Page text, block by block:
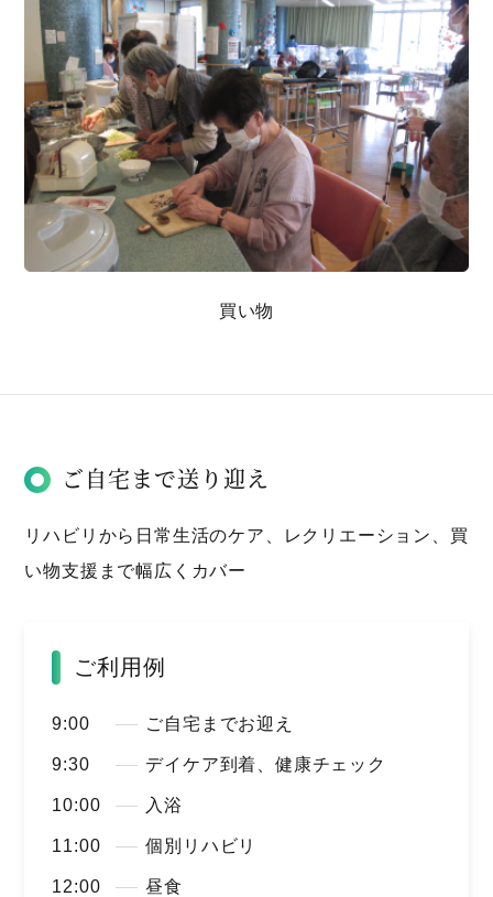
買い物
ご自宅まで送り迎え
リハビリから日常生活のケア、レクリエーション、買
い物支援まで幅広くカバー
ご利用例
9:00 ご自宅までお迎え
9:30 デイケア到着、健康チェック
10:00 入浴
11:00 個別リハビリ
12:00 昼食